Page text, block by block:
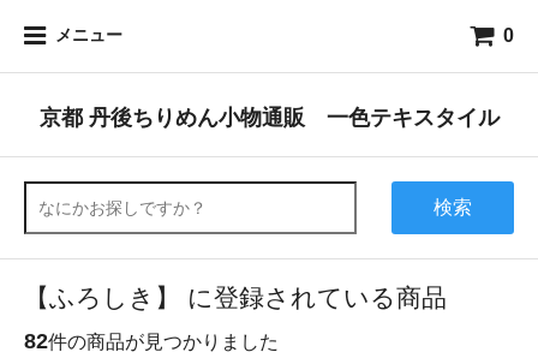
メニュー 0
京都 丹後ちりめん小物通販 一色テキスタイル
検索
【ふろしき】 に登録されている商品
82件の商品が見つかりました